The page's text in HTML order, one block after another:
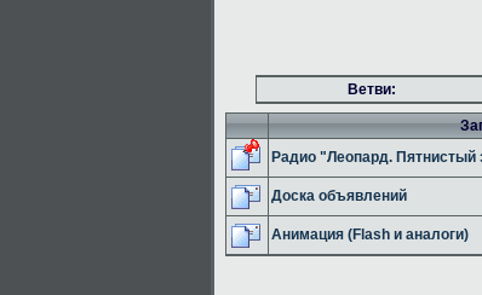
Ветви:
Радио "Леопард. Пятнистый
Доска объявлений
Анимация (Flash и аналоги)